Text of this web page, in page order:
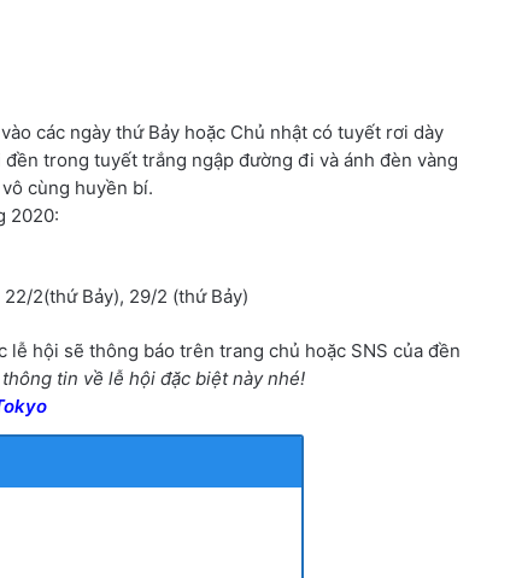
các ngày thứ Bảy hoặc Chủ nhật có tuyết rơi dày
trong tuyết trắng ngập đường đi và ánh đèn vàng
cùng huyền bí.
2020:
2(thứ Bảy), 29/2 (thứ Bảy)
hội sẽ thông báo trên trang chủ hoặc SNS của đền
tin về lễ hội đặc biệt này nhé!